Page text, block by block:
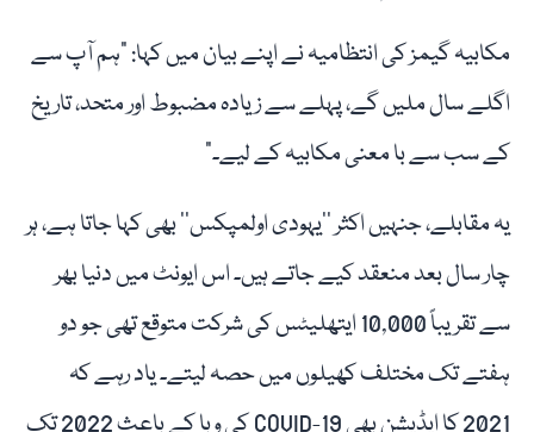
مکابیہ گیمز کی انتظامیہ نے اپنے بیان میں کہا: "ہم آپ سے
اگلے سال ملیں گے، پہلے سے زیادہ مضبوط اور متحد، تاریخ
کے سب سے با معنی مکابیہ کے لیے۔”
یہ مقابلے، جنہیں اکثر ’’یہودی اولمپکس‘‘ بھی کہا جاتا ہے، ہر
چار سال بعد منعقد کیے جاتے ہیں۔ اس ایونٹ میں دنیا بھر
سے تقریباً 10,000 ایتھلیٹس کی شرکت متوقع تھی جو دو
ہفتے تک مختلف کھیلوں میں حصہ لیتے۔ یاد رہے کہ